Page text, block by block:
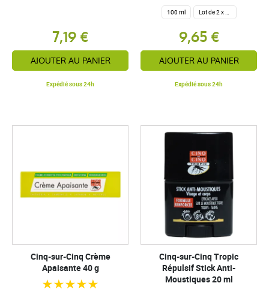
7,19 €
AJOUTER AU PANIER
Expédié sous 24h
100 ml Lot de 2 x 100 ml
9,65 €
AJOUTER AU PANIER
Expédié sous 24h
Cinq-sur-Cinq Crème
Apaisante 40 g
Cinq-sur-Cinq Tropic
Répulsif Stick Anti-
Moustiques 20 ml